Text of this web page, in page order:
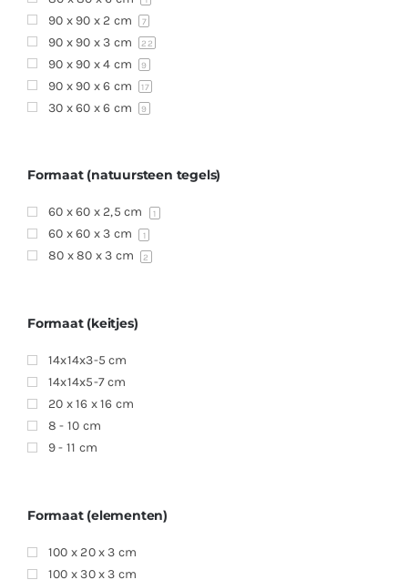
90 x 90 x 2 cm 7
90 x 90 x 3 cm 22
90 x 90 x 4 cm 9
90 x 90 x 6 cm 17
30 x 60 x 6 cm 9
Formaat (natuursteen tegels)
60 x 60 x 2,5 cm 1
60 x 60 x 3 cm 1
80 x 80 x 3 cm 2
Formaat (keitjes)
14x14x3-5 cm
14x14x5-7 cm
20 x 16 x 16 cm
8 - 10 cm
9 - 11 cm
Formaat (elementen)
100 x 20 x 3 cm
100 x 30 x 3 cm